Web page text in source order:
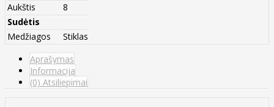
Aukštis
8
Sudėtis
Medžiagos
Stiklas
Aprašymas
Informacija
(0) Atsiliepimai